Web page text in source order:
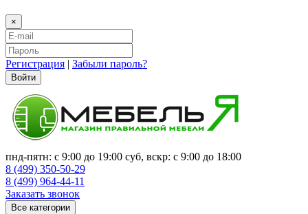
×
Регистрация | Забыли пароль?
Войти
пнд-пятн: с 9:00 до 19:00 суб, вскр: с 9:00 до 18:00
8 (499) 350-50-29
8 (499) 964-44-11
Заказать звонок
Все категории